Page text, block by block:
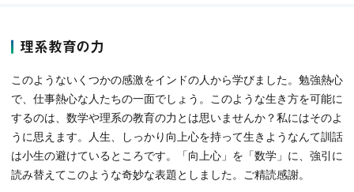
理系教育の力
このようないくつかの感激をインドの人から学びました。勉強熱心
で、仕事熱心な人たちの一面でしょう。このような生き方を可能に
するのは、数学や理系の教育の力とは思いませんか？私にはそのよ
うに思えます。人生、しっかり向上心を持って生きようなんて訓話
は小生の避けているところです。「向上心」を「数学」に、強引に
読み替えてこのような奇妙な表題としました。ご精読感謝。